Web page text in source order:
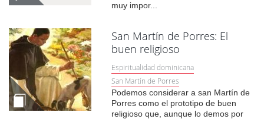
muy impor...
San Martín de Porres: El
buen religioso
Espiritualidad dominicana
San Martín de Porres
Podemos considerar a san Martín de
Porres como el prototipo de buen
religioso que, aunque lo demos por